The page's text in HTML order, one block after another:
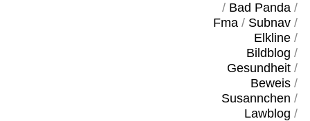
/ Bad Panda/
Fma/ Subnav/
Elkline/
Bildblog /
Gesundheit/
Beweis/
Susannchen /
Lawblog /